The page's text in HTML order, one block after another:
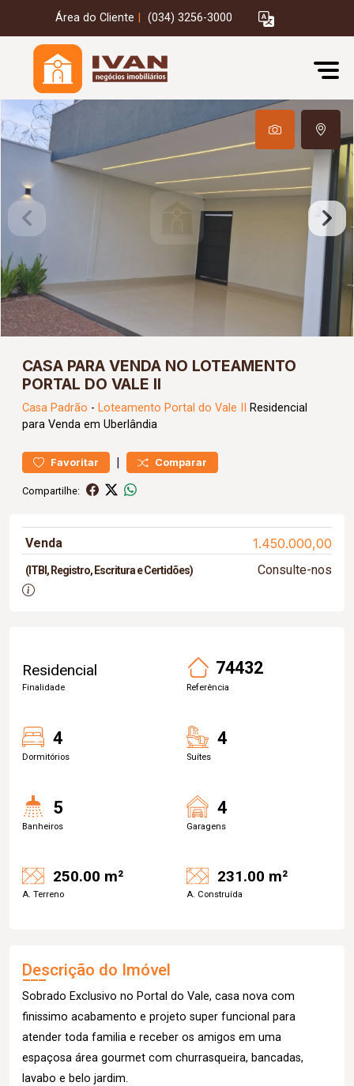
Área do Cliente (034) 3256-3000
CASA PARA VENDA NO LOTEAMENTO
PORTAL DO VALE II
Casa Padrão - Loteamento Portal do Vale II
Residencial
para Venda em Uberlândia
Favoritar | Comparar
Compartilhe:
Venda 1.450.000,00
(ITBI, Registro, Escritura e Certidões) Consulte-nos
Residencial
Finalidade
74432
Referência
4
Dormitórios
4
Suítes
5
Banheiros
4
Garagens
250.00 m²
A. Terreno
231.00 m²
A. Construída
Descrição do Imóvel
Sobrado Exclusivo no Portal do Vale, casa nova com
finissimo acabamento e projeto super funcional para
atender toda familia e receber os amigos em uma
espaçosa área gourmet com churrasqueira, bancadas,
lavabo e belo jardim.